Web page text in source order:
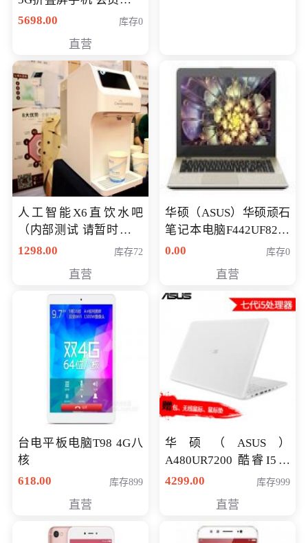
购买价格 4998元
5698.00 库存0
直营
人工智能X6直饮水吧
（内部测试 请暂时不要
购买）
1298.00 库存72
直营
华硕（ASUS）华硕顽石
笔记本电脑F442UF8250
八代独显轻薄办公商务
0.00 库存0
直营
台电平板电脑T98 4G八
核
618.00
库存899
直营
华硕（ASUS）
A480UR7200 酷睿I5超
薄学生办公游戏独显笔
NV930-2G独
4299.00 库存999
直营